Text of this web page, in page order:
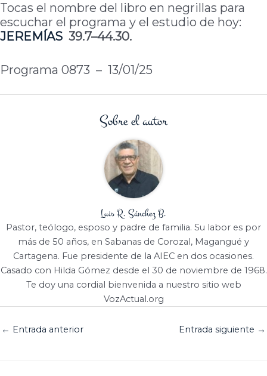
Tocas el nombre del libro en negrillas para
escuchar el programa y el estudio de hoy:
JEREMÍAS 39.7–44.30.
Programa 0873 – 13/01/25
Sobre el autor
Luis R. Sánchez B.
Pastor, teólogo, esposo y padre de familia. Su labor es por
más de 50 años, en Sabanas de Corozal, Magangué y
Cartagena. Fue presidente de la AIEC en dos ocasiones.
Casado con Hilda Gómez desde el 30 de noviembre de 1968.
Te doy una cordial bienvenida a nuestro sitio web
VozActual.org
← Entrada anterior Entrada siguiente →